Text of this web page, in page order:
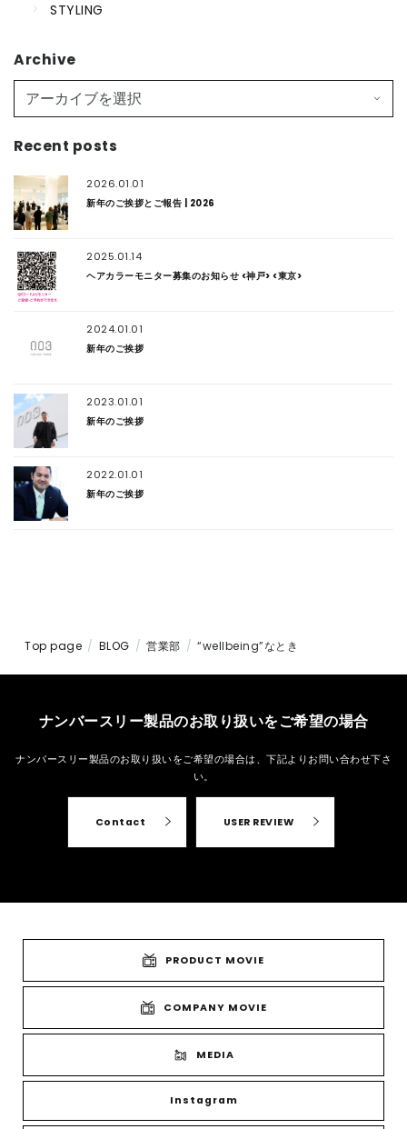
STYLING
Archive
Recent posts
2026.01.01
新年のご挨拶とご報告 | 2026
2025.01.14
ヘアカラーモニター募集のお知らせ <神戸> <東京>
2024.01.01
新年のご挨拶
2023.01.01
新年のご挨拶
2022.01.01
新年のご挨拶
Top page BLOG 営業部 “wellbeing”なとき
ナンバースリー製品のお取り扱いをご希望の場合
ナンバースリー製品のお取り扱いをご希望の場合は、 下記よりお問い合わせ下さ
い。
Contact USER REVIEW
PRODUCT MOVIE
COMPANY MOVIE
MEDIA
Instagram